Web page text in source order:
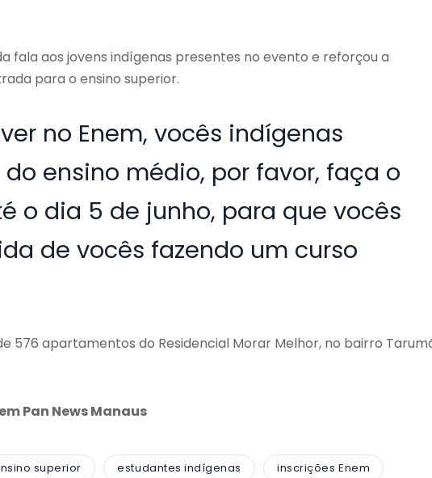
fala aos jovens indígenas presentes no evento e reforçou a
para o ensino superior.
no Enem, vocês indígenas
ensino médio, por favor, faça o
o dia 5 de junho, para que vocês
de vocês fazendo um curso
576 apartamentos do Residencial Morar Melhor, no bairro
Pan News Manaus
superior estudantes indígenas inscrições Enem